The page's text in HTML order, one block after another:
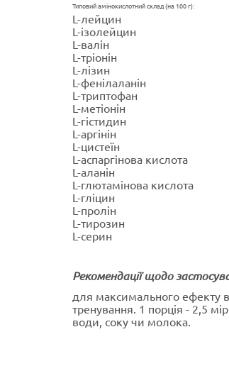
Типовий амінокислотний склад (на 100 г):
L-лейцин
L-ізолейцин
L-валін
L-тріонін
L-лізин
L-фенілаланін
L-триптофан
L-метіонін
L-гістидин
L-аргінін
L-цистеїн
L-аспаргінова кислота
L-аланін
L-глютамінова кислота
L-гліцин
L-пролін
L-тирозин
L-серин
Рекомендації щодо
для максимального ефекту
тренування. 1 порція - 2,5
води, соку чи молока.